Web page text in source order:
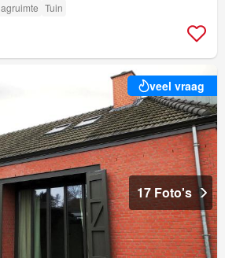
Tuin
veel vraag
17 Foto's